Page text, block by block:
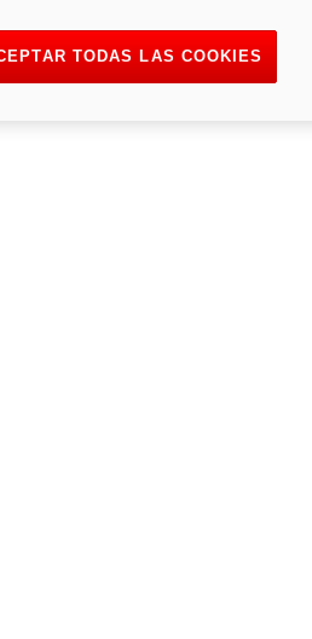
TODAS LAS COOKIES